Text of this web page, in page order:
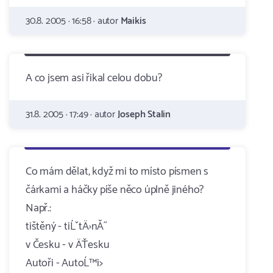
30.8. 2005 · 16:58 · autorMaikis
A co jsem asi řikal celou dobu?
31.8. 2005 · 17:49 · autorJoseph Stalin
Co mám dělat, když mi to místo písmen s
čárkami a háčky píše něco úplně jiného?
Např.:
tištěný - tiĹˇtÄ›nĂ˝
v Česku - v ÄŤesku
Autoři - AutoĹ™i>